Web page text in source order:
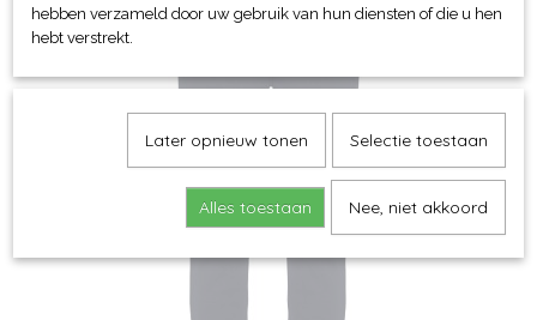
hebben verzameld door uw gebruik van hun diensten of die u hen
hebt verstrekt.
Later opnieuw tonen Selectie toestaan
Alles toestaan Nee, niet akkoord